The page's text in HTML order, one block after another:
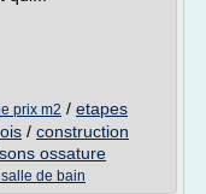
prix m2 / etapes
/ construction
ossature
de bain